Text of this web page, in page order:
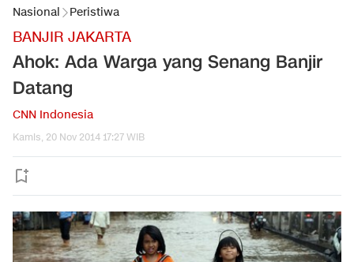
Nasional Peristiwa
BANJIR JAKARTA
Ahok: Ada Warga yang Senang Banjir
Datang
CNN Indonesia
Kamis, 20 Nov 2014 17:27 WIB